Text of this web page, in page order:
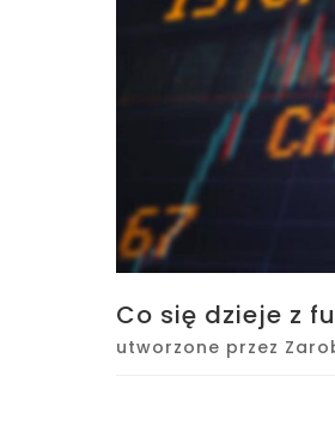
Co się dzieje z
utworzone przez